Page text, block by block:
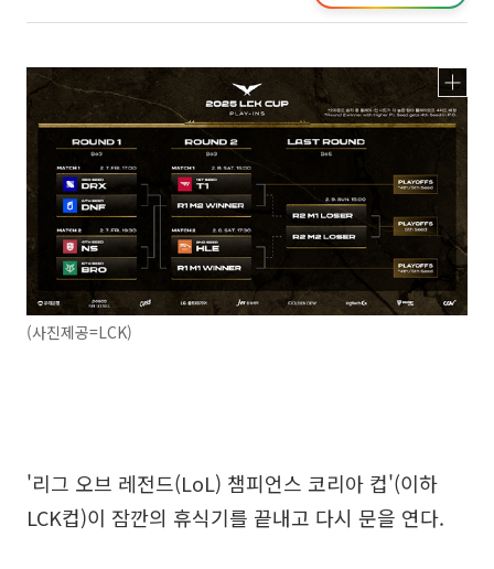
(사진제공=LCK)
'리그 오브 레전드(LoL) 챔피언스 코리아 컵'(이하
LCK컵)이 잠깐의 휴식기를 끝내고 다시 문을 연다.